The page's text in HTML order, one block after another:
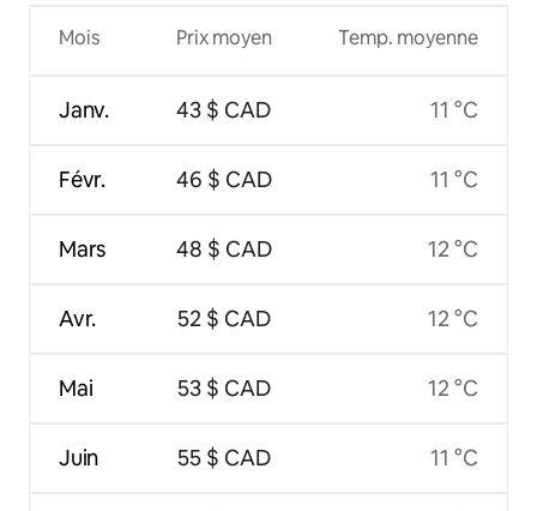
Mois
Janv.
Févr.
Mars
Avr.
Mai
Juin
Prix moyen
43 $ CAD
46 $ CAD
48 $ CAD
52 $ CAD
53 $ CAD
55 $ CAD
Temp. moyenne
11 °C
11 °C
12 °C
12 °C
12 °C
11 °C